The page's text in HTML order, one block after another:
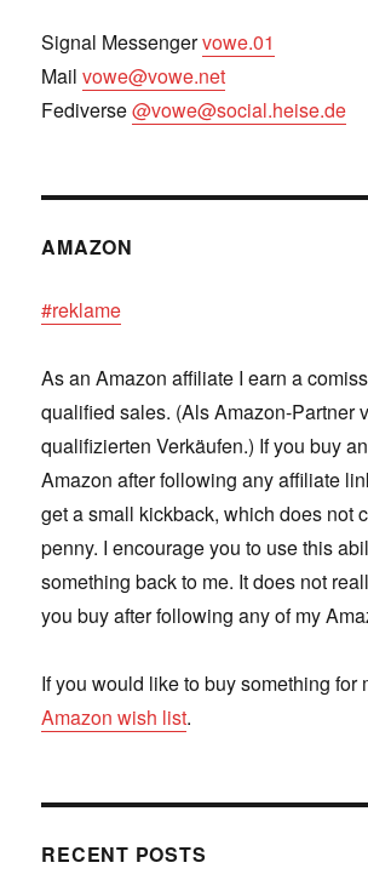
Signal Messengervowe.01
Mailvowe@vowe.net
Fediverse@vowe@social.heise.de
AMAZON
#reklame
As an Amazon affiliate I earn a
qualified sales. (Als Amazon-Partner
qualifizierten Verkäufen.) If you buy
Amazon after following any affiliate
get a small kickback, which does not
penny. I encourage you to use this
something back to me. It does not
you buy after following any of my
If you would like to buy something for
Amazon wish list.
RECENT POSTS